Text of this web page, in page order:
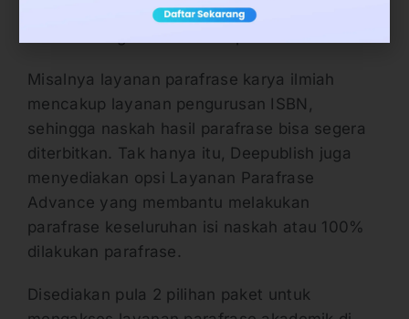
layanan dari Deepublish sekaligus tetap
Misalnya layanan parafrase karya ilmiah
mencakup layanan pengurusan ISBN,
sehingga naskah hasil parafrase bisa segera
diterbitkan. Tak hanya itu, Deepublish juga
menyediakan opsi Layanan Parafrase
Advance yang membantu melakukan
parafrase keseluruhan isi naskah atau 100%
dilakukan parafrase.
Disediakan pula 2 pilihan paket untuk